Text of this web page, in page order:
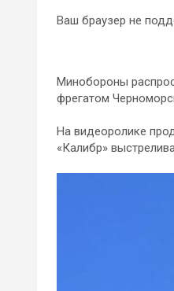
Ваш браузер не
Минобороны
фрегатом
На видеоролике
«Калибр»